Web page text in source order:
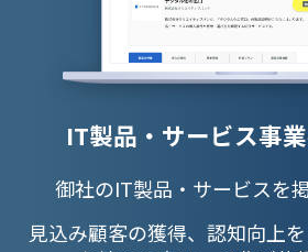
IT製品・サービス事
御社のIT製品・サービスを
見込み顧客の獲得、認知向上